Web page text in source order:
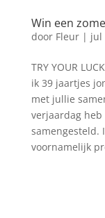
Win een
door Fleur| jul
TRY YOUR
ik 39 jaartjes
met jullie
verjaardag heb
samengesteld.
voornamelijk